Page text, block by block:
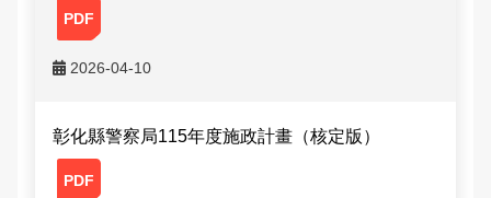
交通資訊
參訪須知
預約參訪
大事記
樓層環景導覽
緊急連絡電話
公開徵信專區
RSS訊息中心
警政爭議訊息澄清
請託關說登錄查察作業統計資料
應用統計分析專區
性別統計專區
統計資料視覺化查詢專區
性別主流化專區
相關連結
治安熱點
拾得遣失物專區
本縣易肇事路段
違規拖吊查詢
交通事故處理幫手
交通違規簡訊通報
婦幼安全警示地點
高再犯危險之性侵害加害人人數公告專區
防制人口販運宣導專區
警政APP下載
廉政指引
重大災害通報專區
Youtube頻道
偵查不公開專區
維護管理機制資訊專區
各類法規命令
施政計畫
常見問答
2026-04-10
彰化縣警察局115年度施政計畫（核定版）